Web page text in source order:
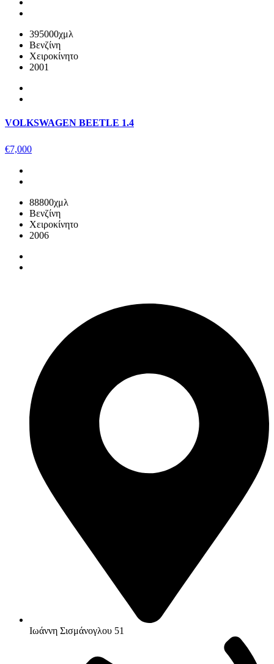
395000χμλ
Βενζίνη
Χειροκίνητο
2001
VOLKSWAGEN BEETLE 1.4
€7,000
88800χμλ
Βενζίνη
Χειροκίνητο
2006
Ιωάννη Σισμάνογλου 51